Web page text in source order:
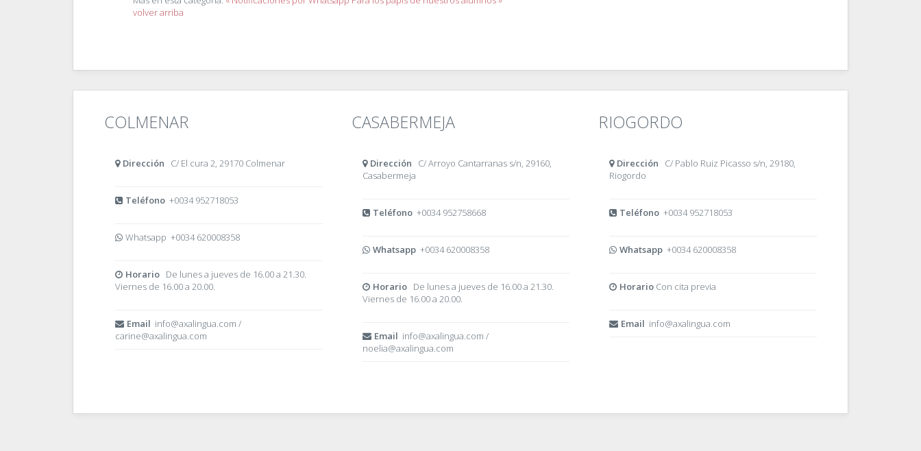
volver arriba
COLMENAR
Dirección C/ El cura 2, 29170 Colmenar
Teléfono +0034 952718053
Whatsapp +0034 620008358
Horario De lunes a jueves de 16.00 a 21.30.
Viernes de 16.00 a 20.00.
Email info@axalingua.com /
carine@axalingua.com
CASABERMEJA
Dirección C/ Arroyo Cantarranas s/n, 29160,
Casabermeja
Teléfono+0034 952758668
Whatsapp+0034 620008358
HorarioDe lunes a jueves de 16.00 a 21.30.
Viernes de 16.00 a 20.00.
Email info@axalingua.com /
noelia@axalingua.com
RIOGORDO
Dirección C/ Pablo Ruiz Picasso s/n, 29180,
Riogordo
Teléfono+0034 952718053
Whatsapp+0034 620008358
HorarioCon cita previa
Email info@axalingua.com